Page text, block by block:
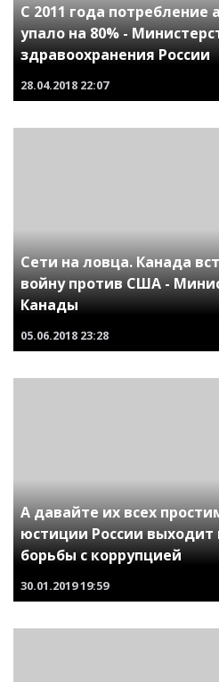
C 2011 года потребление
упало на 80% -
здравоохранения России
28.04.2018 22:07
Сети на ловца. Канада
войну против США -
Канады
05.06.2018 23:28
А давайте их всех
юстиции России выходит
борьбы с коррупцией
30.01.201919:59